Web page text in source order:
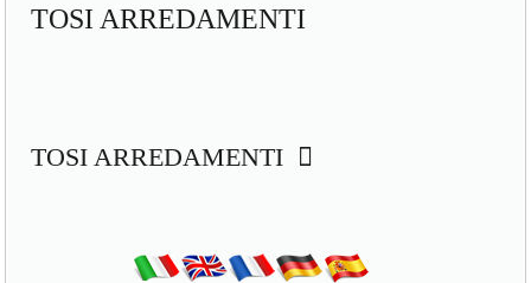
TOSI ARREDAMENTI
TOSI ARREDAMENTI